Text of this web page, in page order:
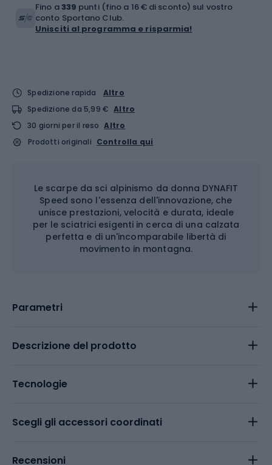
Fino a339 punti (fino a 16 € di sconto) sul vostro
conto Sportano Club.
Unisciti al programma e risparmia!
Spedizione rapida
Altro
Spedizione da 5,99 € Altro
30 giorni per il reso Altro
Prodotti originali Controlla qui
Le scarpe da sci alpinismo da donna DYNAFIT
Speed sono l'essenza dell'innovazione, che
unisce prestazioni, velocità e durata, ideale
per le sciatrici esigenti in cerca di una calzata
perfetta e di un'incomparabile libertà di
movimento in montagna.
Parametri
Descrizione del prodotto
Tecnologie
Scegli gli accessori coordinati
Recensioni